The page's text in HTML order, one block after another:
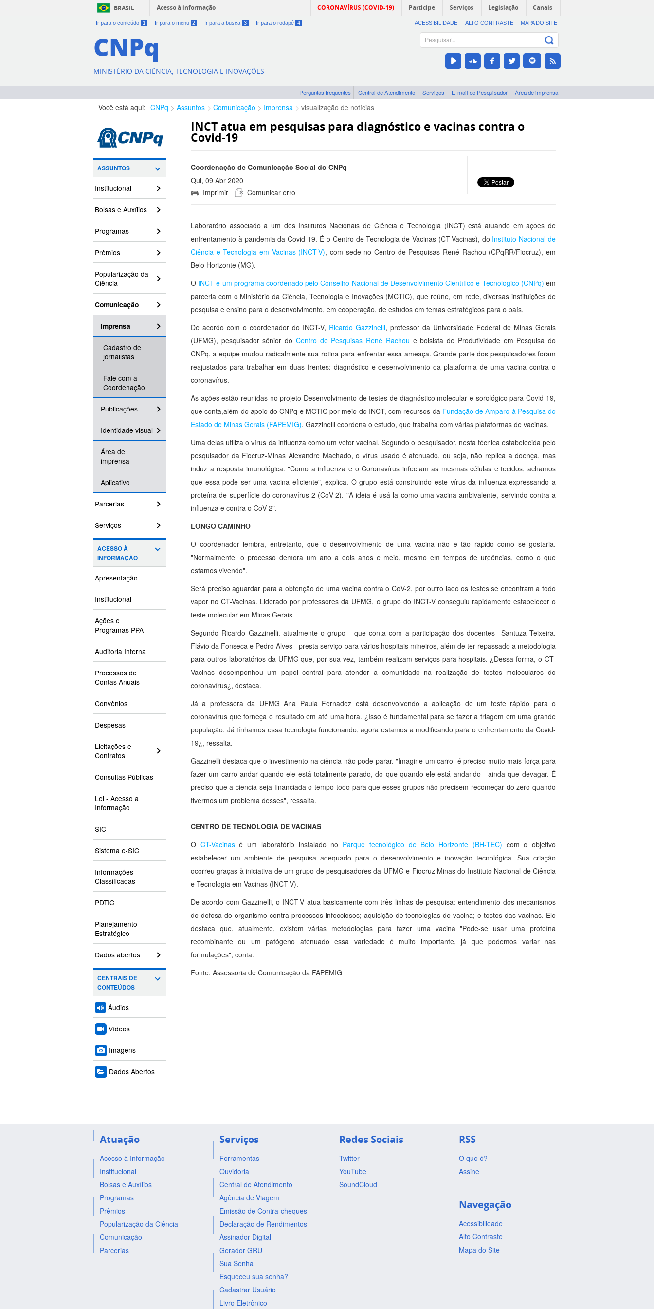
BRASIL Acesso à informação CORONAVÍRUS (COVID-19) Participe Serviços Legislação Canais
Ir para o conteúdo 1 Ir para o menu 2 Ir para a busca 3 Ir para o rodapé 4 ACESSIBILIDADE ALTO CONTRASTE MAPA DO SITE
CNPq
MINISTÉRIO DA CIÊNCIA, TECNOLOGIA E INOVAÇÕES
Perguntas frequentes Central de Atendimento Serviços E-mail do Pesquisador Área de imprensa
Você está aqui: CNPq Assuntos Comunicação Imprensa visualização de notícias
ASSUNTOS
Institucional
Bolsas e Auxílios
Programas
Prêmios
Popularização da
Ciência
Comunicação
Imprensa
Cadastro de
jornalistas
Fale com a
Coordenação
Publicações
Identidade visual
Área de
imprensa
Aplicativo
Parcerias
Serviços
ACESSO À
INFORMAÇÃO
Apresentação
Institucional
Ações e
Programas PPA
Auditoria Interna
Processos de
Contas Anuais
Convênios
Despesas
Licitações e
Contratos
Consultas Públicas
Lei - Acesso a
Informação
SIC
Sistema e-SIC
Informações
Classificadas
PDTIC
Planejamento
Estratégico
Dados abertos
CENTRAIS DE
CONTEÚDOS
Áudios
Vídeos
Imagens
Dados Abertos
INCT atua em pesquisas para diagnóstico e vacinas contra o
Covid-19
Coordenação de Comunicação Social do CNPq
Qui, 09 Abr 2020
17:10:00 -0300
Imprimir Comunicar erro
Laboratório associado a um dos Institutos Nacionais de Ciência e Tecnologia (INCT) está atuando em ações de
enfrentamento à pandemia da Covid-19. É o Centro de Tecnologia de Vacinas (CT-Vacinas), do Instituto Nacional de
Ciência e Tecnologia em Vacinas (INCT-V), com sede no Centro de Pesquisas René Rachou (CPqRR/Fiocruz), em
Belo Horizonte (MG).
O INCT é um programa coordenado pelo Conselho Nacional de Desenvolvimento Científico e Tecnológico (CNPq) em
parceria com o Ministério da Ciência, Tecnologia e Inovações (MCTIC), que reúne, em rede, diversas instituições de
pesquisa e ensino para o desenvolvimento, em cooperação, de estudos em temas estratégicos para o país.
De acordo com o coordenador do INCT-V, Ricardo Gazzinelli, professor da Universidade Federal de Minas Gerais
(UFMG), pesquisador sênior do Centro de Pesquisas René Rachou e bolsista de Produtividade em Pesquisa do
CNPq, a equipe mudou radicalmente sua rotina para enfrentar essa ameaça. Grande parte dos pesquisadores foram
reajustados para trabalhar em duas frentes: diagnóstico e desenvolvimento da plataforma de uma vacina contra o
coronavírus.
As ações estão reunidas no projeto Desenvolvimento de testes de diagnóstico molecular e sorológico para Covid-19,
que conta,além do apoio do CNPq e MCTIC por meio do INCT, com recursos da Fundação de Amparo à Pesquisa do
Estado de Minas Gerais (FAPEMIG). Gazzinelli coordena o estudo, que trabalha com várias plataformas de vacinas.
Uma delas utiliza o vírus da influenza como um vetor vacinal. Segundo o pesquisador, nesta técnica estabelecida pelo
pesquisador da Fiocruz-Minas Alexandre Machado, o vírus usado é atenuado, ou seja, não replica a doença, mas
induz a resposta imunológica. "Como a influenza e o Coronavírus infectam as mesmas células e tecidos, achamos
que essa pode ser uma vacina eficiente", explica. O grupo está construindo este vírus da influenza expressando a
proteína de superfície do coronavírus-2 (CoV-2). "A ideia é usá-la como uma vacina ambivalente, servindo contra a
influenza e contra o CoV-2".
LONGO CAMINHO
O coordenador lembra, entretanto, que o desenvolvimento de uma vacina não é tão rápido como se gostaria.
"Normalmente, o processo demora um ano a dois anos e meio, mesmo em tempos de urgências, como o que
estamos vivendo".
Será preciso aguardar para a obtenção de uma vacina contra o CoV-2, por outro lado os testes se encontram a todo
vapor no CT-Vacinas. Liderado por professores da UFMG, o grupo do INCT-V conseguiu rapidamente estabelecer o
teste molecular em Minas Gerais.
Segundo Ricardo Gazzinelli, atualmente o grupo - que conta com a participação dos docentes Santuza Teixeira,
Flávio da Fonseca e Pedro Alves - presta serviço para vários hospitais mineiros, além de ter repassado a metodologia
para outros laboratórios da UFMG que, por sua vez, também realizam serviços para hospitais. ¿Dessa forma, o CT-
Vacinas desempenhou um papel central para atender a comunidade na realização de testes moleculares do
coronavírus¿, destaca.
Já a professora da UFMG Ana Paula Fernadez está desenvolvendo a aplicação de um teste rápido para o
coronavírus que forneça o resultado em até uma hora. ¿Isso é fundamental para se fazer a triagem em uma grande
população. Já tínhamos essa tecnologia funcionando, agora estamos a modificando para o enfrentamento da Covid-
19¿, ressalta.
Gazzinelli destaca que o investimento na ciência não pode parar. "Imagine um carro: é preciso muito mais força para
fazer um carro andar quando ele está totalmente parado, do que quando ele está andando - ainda que devagar. É
preciso que a ciência seja financiada o tempo todo para que esses grupos não precisem recomeçar do zero quando
tivermos um problema desses", ressalta.
CENTRO DE TECNOLOGIA DE VACINAS
O CT-Vacinasé um laboratório instalado no Parque tecnológico de Belo Horizonte (BH-TEC) com o objetivo
estabelecer um ambiente de pesquisa adequado para o desenvolvimento e inovação tecnológica. Sua criação
ocorreu graças à iniciativa de um grupo de pesquisadores da UFMG e Fiocruz Minas do Instituto Nacional de Ciência
e Tecnologia em Vacinas (INCT-V).
De acordo com Gazzinelli, o INCT-V atua basicamente com três linhas de pesquisa: entendimento dos mecanismos
de defesa do organismo contra processos infecciosos; aquisição de tecnologias de vacina; e testes das vacinas. Ele
destaca que, atualmente, existem várias metodologias para fazer uma vacina "Pode-se usar uma proteína
recombinante ou um patógeno atenuado essa variedade é muito importante, já que podemos variar nas
formulações", conta.
Fonte: Assessoria de Comunicação da FAPEMIG
Atuação
Acesso à Informação
Institucional
Bolsas e Auxílios
Programas
Prêmios
Popularização da Ciência
Comunicação
Parcerias
Serviços
Ferramentas
Ouvidoria
Central de Atendimento
Agência de Viagem
Emissão de Contra-cheques
Declaração de Rendimentos
Assinador Digital
Gerador GRU
Sua Senha
Esqueceu sua senha?
Cadastrar Usuário
Livro Eletrônico
Redes Sociais
Twitter
YouTube
SoundCloud
RSS
O que é?
Assine
Navegação
Acessibilidade
Alto Contraste
Mapa do Site